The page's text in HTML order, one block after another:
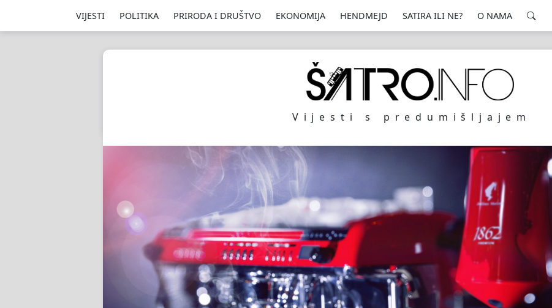
VIJESTI POLITIKA PRIRODA I DRUŠTVO EKONOMIJA HENDMEJD SATIRA ILI NE? O NAMA
Vijesti s predumišljajem